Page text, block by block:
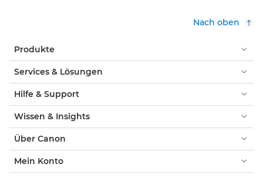
Nach oben
Produkte
Services & Lösungen
Hilfe & Support
Wissen & Insights
Über Canon
Mein Konto